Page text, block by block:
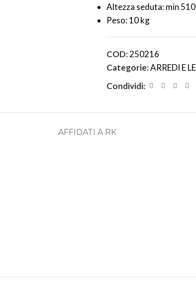
Altezza seduta: min
Peso: 10 kg
COD:250216
Categorie:ARREDI E
Condividi:
AFFIDATI A RK